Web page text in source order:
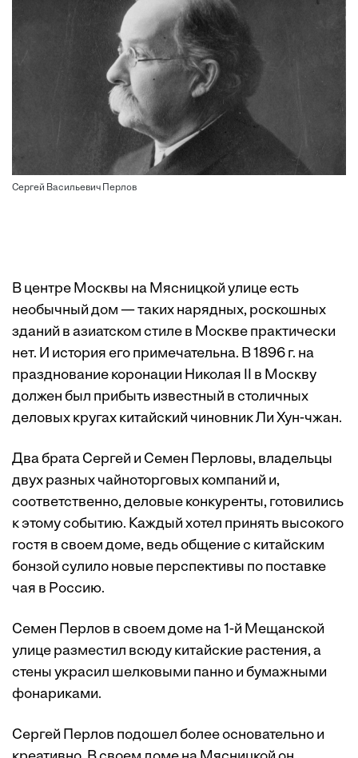
Сергей Васильевич Перлов
В центре Москвы на Мясницкой улице есть
необычный дом — таких нарядных, роскошных
зданий в азиатском стиле в Москве практически
нет. И история его примечательна. В 1896 г. на
празднование коронации Николая II в Москву
должен был прибыть известный в столичных
деловых кругах китайский чиновник Ли Хун-чжан.
Два брата Сергей и Семен Перловы, владельцы
двух разных чайноторговых компаний и,
соответственно, деловые конкуренты, готовились
к этому событию. Каждый хотел принять высокого
гостя в своем доме, ведь общение с китайским
бонзой сулило новые перспективы по поставке
чая в Россию.
Семен Перлов в своем доме на 1-й Мещанской
улице разместил всюду китайские растения, а
стены украсил шелковыми панно и бумажными
фонариками.
Сергей Перлов подошел более основательно и